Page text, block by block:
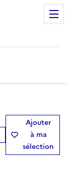
Ajouter
à ma
sélection